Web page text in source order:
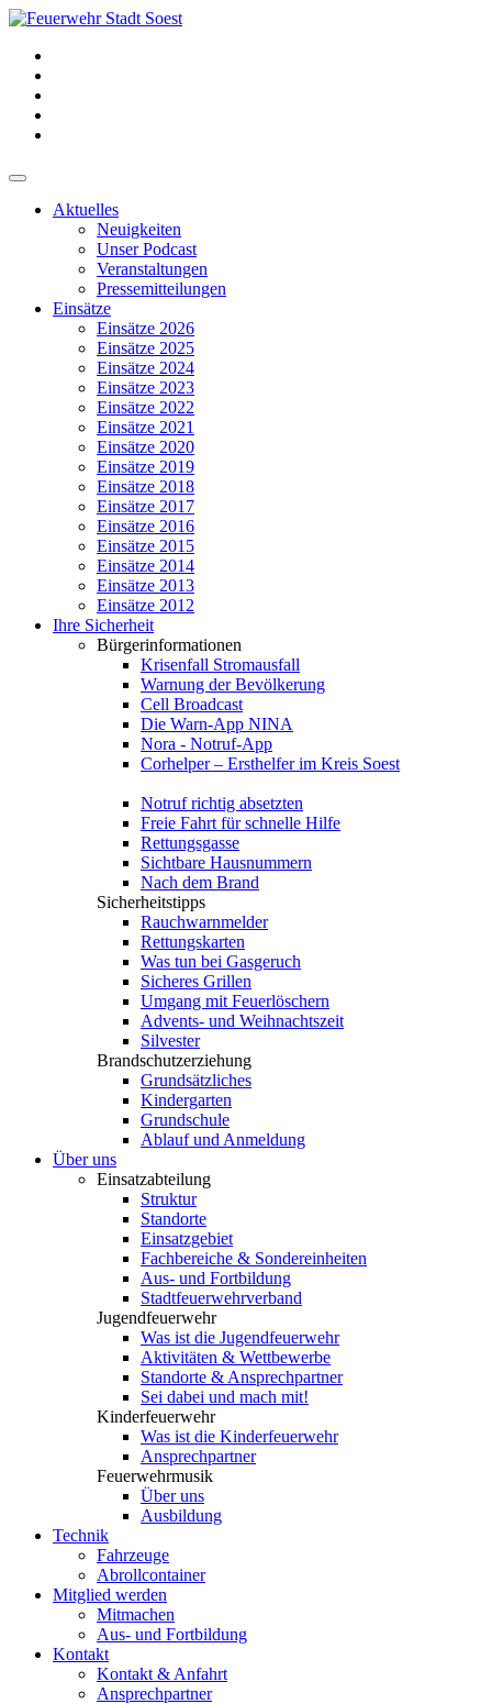
Aktuelles
Neuigkeiten
Unser Podcast
Veranstaltungen
Pressemitteilungen
Einsätze
Einsätze 2026
Einsätze 2025
Einsätze 2024
Einsätze 2023
Einsätze 2022
Einsätze 2021
Einsätze 2020
Einsätze 2019
Einsätze 2018
Einsätze 2017
Einsätze 2016
Einsätze 2015
Einsätze 2014
Einsätze 2013
Einsätze 2012
Ihre Sicherheit
Bürgerinformationen
Krisenfall Stromausfall
Warnung der Bevölkerung
Cell Broadcast
Die Warn-App NINA
Nora - Notruf-App
Corhelper – Ersthelfer im Kreis Soest
Notruf richtig absetzten
Freie Fahrt für schnelle Hilfe
Rettungsgasse
Sichtbare Hausnummern
Nach dem Brand
Sicherheitstipps
Rauchwarnmelder
Rettungskarten
Was tun bei Gasgeruch
Sicheres Grillen
Umgang mit Feuerlöschern
Advents- und Weihnachtszeit
Silvester
Brandschutzerziehung
Grundsätzliches
Kindergarten
Grundschule
Ablauf und Anmeldung
Über uns
Einsatzabteilung
Struktur
Standorte
Einsatzgebiet
Fachbereiche & Sondereinheiten
Aus- und Fortbildung
Stadtfeuerwehrverband
Jugendfeuerwehr
Was ist die Jugendfeuerwehr
Aktivitäten & Wettbewerbe
Standorte & Ansprechpartner
Sei dabei und mach mit!
Kinderfeuerwehr
Was ist die Kinderfeuerwehr
Ansprechpartner
Feuerwehrmusik
Über uns
Ausbildung
Technik
Fahrzeuge
Abrollcontainer
Mitglied werden
Mitmachen
Aus- und Fortbildung
Kontakt
Kontakt & Anfahrt
Ansprechpartner